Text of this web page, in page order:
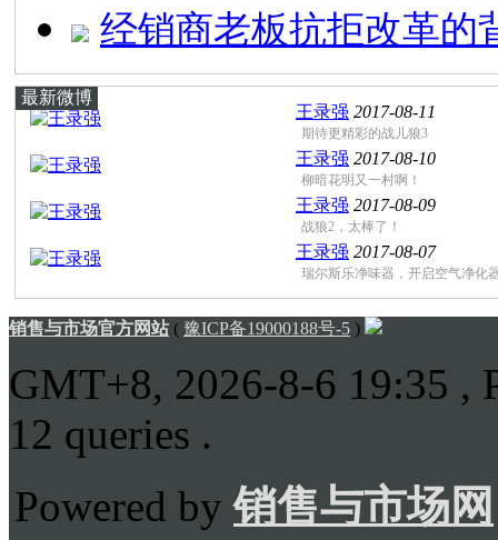
经销商老板抗拒改革的
最新微博
王录强 2017-08-11
期待更精彩的战儿狼3
王录强 2017-08-10
柳暗花明又一村啊！
王录强 2017-08-09
战狼2，太棒了！
王录强 2017-08-07
瑞尔斯乐净味器，开启空气净化
销售与市场官方网站( 豫ICP备19000188号-5 )
GMT+8, 2026-8-6 19:35 ,
12 queries .
Powered by销售与市场网